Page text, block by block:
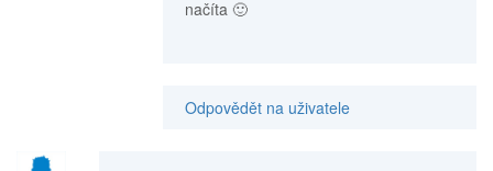
načíta 🙂
Odpovědět na uživatele